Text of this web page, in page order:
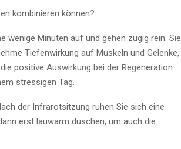
kombinieren können?
wenige Minuten auf und gehen zügig rein. Sie
Tiefenwirkung auf Muskeln und Gelenke,
positive Auswirkung bei der Regeneration
stressigen Tag.
der Infrarotsitzung ruhen Sie sich eine
erst lauwarm duschen, um auch die